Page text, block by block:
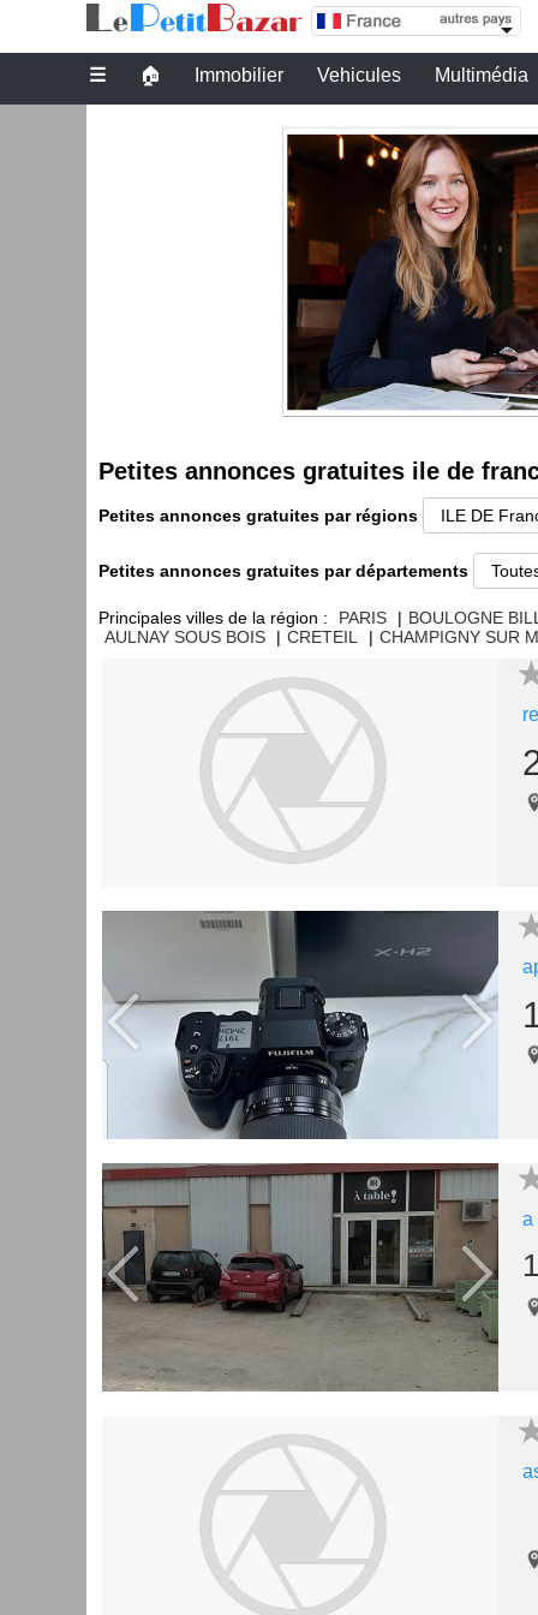
Petites annonces gratuites ile de france
☰ 🏠 Immobilier Vehicules Multimédia
Petites annonces gratuites ile de
Petites annonces gratuites par régions
Petites annonces gratuites par départements
Principales villes de la région : PARIS | BOULOGNE
AULNAY SOUS BOIS
| CRETEIL | CHAMPIGNY SUR
a